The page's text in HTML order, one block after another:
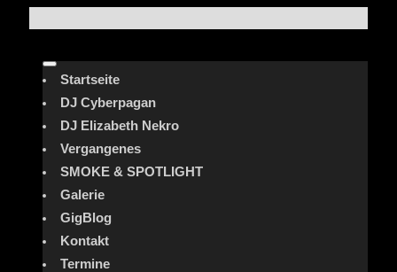
Startseite
DJ Cyberpagan
DJ Elizabeth Nekro
Vergangenes
SMOKE & SPOTLIGHT
Galerie
GigBlog
Kontakt
Termine